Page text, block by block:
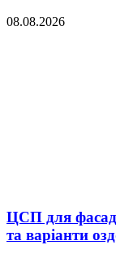
08.08.2026
ЦСП для
та варіанти